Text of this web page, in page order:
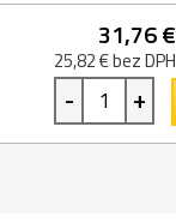
31,76 €
25,82 € bez DPH
- +